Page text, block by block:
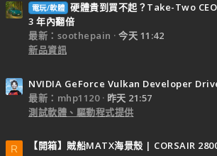
電玩/軟體 硬體貴到買不起？Take-Two
3 年內翻倍
最新：soothepain
今天 11:42
新品資訊
NVIDIA GeForce Vulkan Developer
最新：mhp1120
昨天 21:57
測試軟體、驅動程式提供
R
【開箱】賊船MATX海景殼 | CORSAIR